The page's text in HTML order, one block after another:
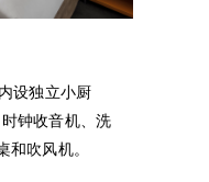
设独立小厨
钟收音机、洗
吹风机。